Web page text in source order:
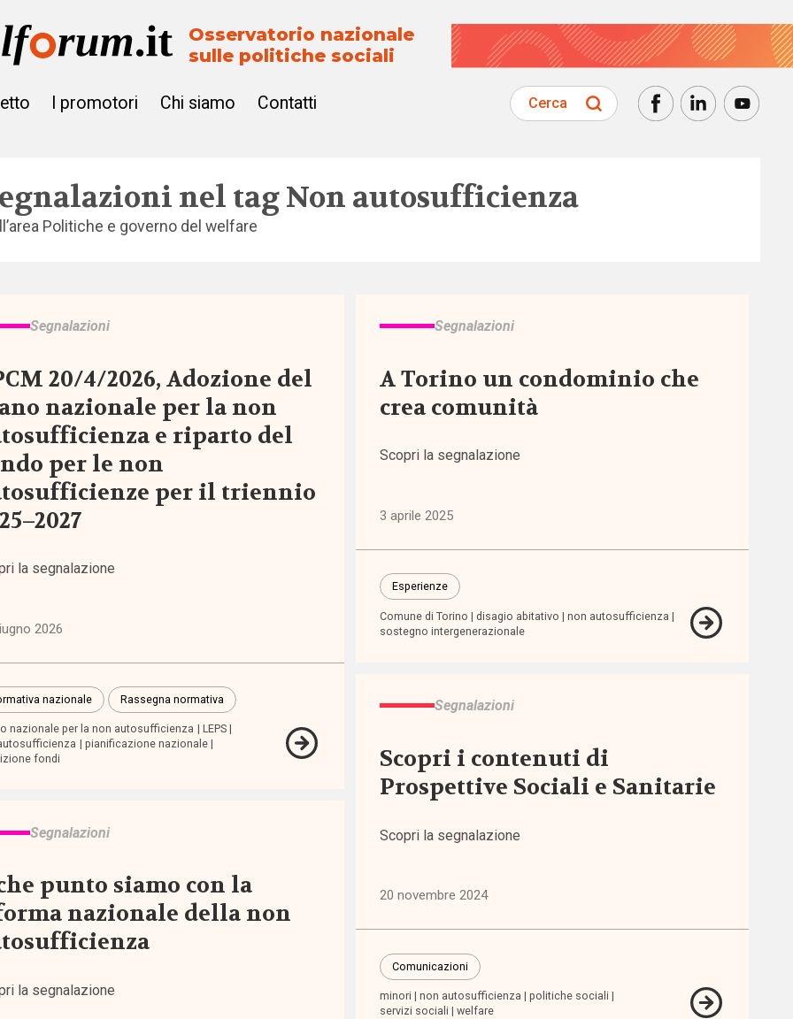
Osservatorio nazionale
sulle politiche sociali
I promotori Chi siamo Contatti Cerca
nel tagNon autosufficienza
Politiche e governo del welfare
e
Segnalazioni
20/4/2026, Adozione del
nazionale per la non
e riparto del
per le non
per il triennio
la segnalazione
2026
nazionale Rassegna normativa
nazionale per la non autosufficienza
LEPS
pianificazione nazionale
fondi
Segnalazioni
A Torino un condominio che
crea comunità
Scopri la segnalazione
3 aprile 2025
Esperienze
Comune di Torino disagio abitativo
non autosufficienza
sostegno intergenerazionale
Segnalazioni
Scopri i contenuti di
Prospettive Sociali e Sanitarie
Scopri la segnalazione
20 novembre 2024
Comunicazioni
minori non autosufficienza
politiche sociali
servizi sociali
welfare
Segnalazioni
punto siamo con la
nazionale della non
la segnalazione